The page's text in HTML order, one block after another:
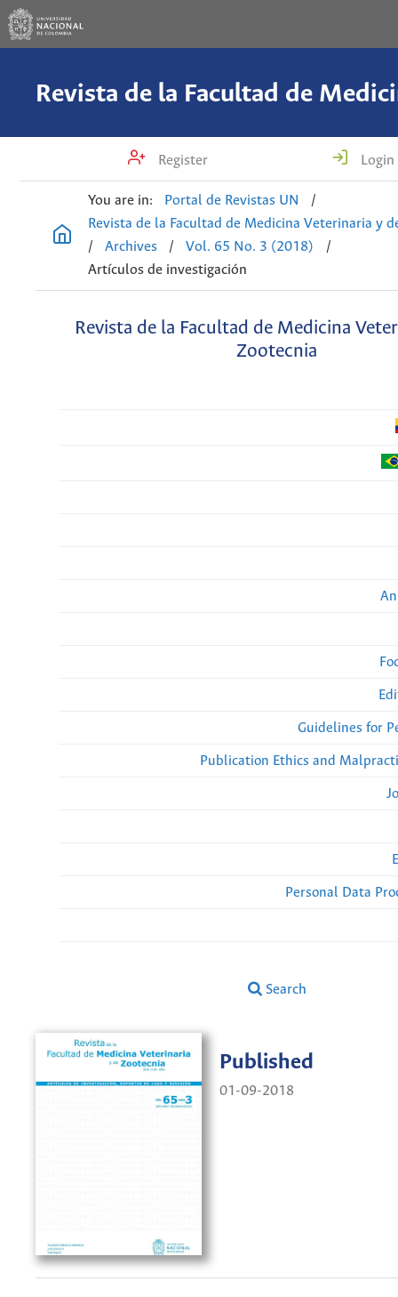
Register Login
You are in: Portal de Revistas UN
/
Revista de la Facultad de Medicina Veterinaria y
/
Archives / Vol. 65 No. 3 (2018)
/
Artículos de investigación
Revista de la Facultad de Medicina
Zootecnia
Guidelines for
Publication Ethics and
Personal Data
Search
Published
01-09-2018